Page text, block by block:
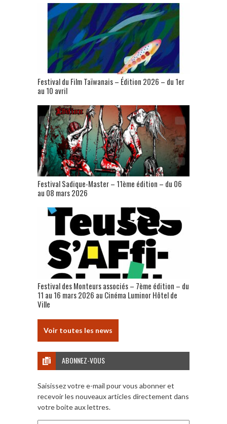
Festival du Film Taïwanais – Édition 2026 – du 1er
au 10 avril
Festival Sadique-Master – 11ème édition – du 06
au 08 mars 2026
Festival des Monteurs associés – 7ème édition – du
11 au 16 mars 2026 au Cinéma Luminor Hôtel de
Ville
Voir toutes les news
ABONNEZ-VOUS
Saisissez votre e-mail pour vous abonner et
recevoir les nouveaux articles directement dans
votre boite aux lettres.